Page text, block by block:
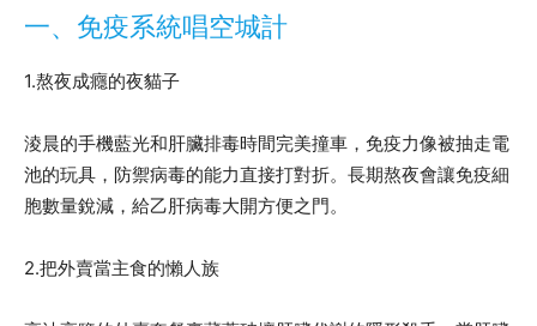
一、免疫系統唱空城計
1.熬夜成癮的夜貓子
淩晨的手機藍光和肝臟排毒時間完美撞車，免疫力像被抽走電
池的玩具，防禦病毒的能力直接打對折。長期熬夜會讓免疫細
胞數量銳減，給乙肝病毒大開方便之門。
2.把外賣當主食的懶人族